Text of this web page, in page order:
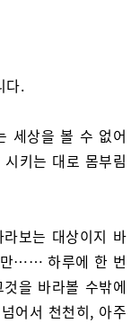
다.
세상을 볼 수 없어
키는 대로 몸부림
보는 대상이지 바
만…… 하루에 한 번
을 바라볼 수밖에
어서 천천히, 아주